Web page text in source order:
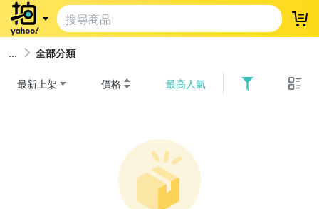
登
全部分類
最新上架 價格 最高人氣